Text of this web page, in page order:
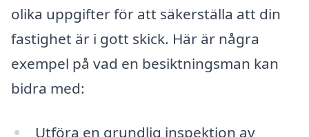
olika uppgifter för att säkerställa att din
fastighet är i gott skick. Här är några
exempel på vad en besiktningsman kan
bidra med:
Utföra en grundlig inspektion av